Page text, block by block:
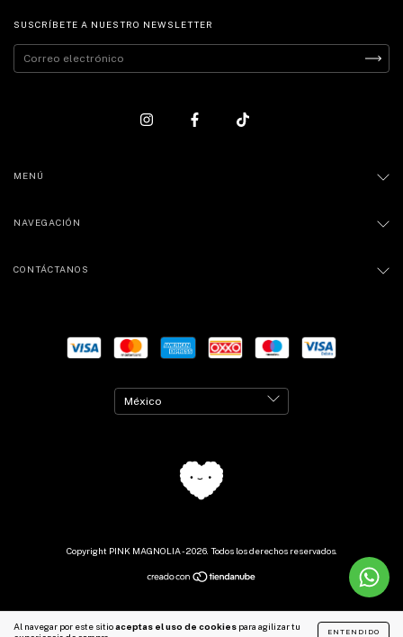
Al navegar por este sitioaceptas el uso de cookies para agilizar tu
ENTENDIDO
SUSCRÍBETE A NUESTRO NEWSLETTER
MENÚ
NAVEGACIÓN
CONTÁCTANOS
Copyright PINK MAGNOLIA - 2026. Todos los derechos reservados.